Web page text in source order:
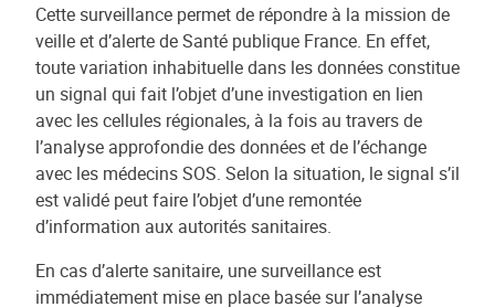
Cette surveillance permet de répondre à la mission de
veille et d’alerte de Santé publique France. En effet,
toute variation inhabituelle dans les données constitue
un signal qui fait l’objet d’une investigation en lien
avec les cellules régionales, à la fois au travers de
l’analyse approfondie des données et de l’échange
avec les médecins SOS. Selon la situation, le signal s’il
est validé peut faire l’objet d’une remontée
d’information aux autorités sanitaires.
En cas d’alerte sanitaire, une surveillance est
immédiatement mise en place basée sur l’analyse